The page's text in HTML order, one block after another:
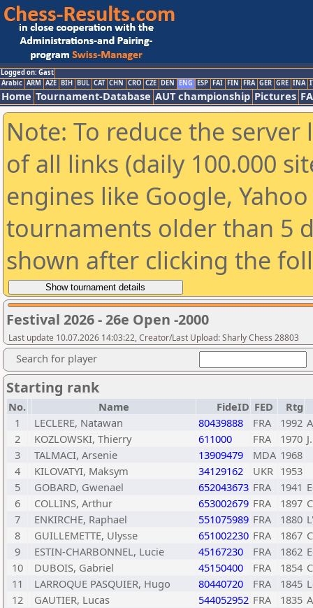
Logged on: Gast
Arabic ARM AZE BIH BUL CAT CHN CRO CZE DEN ENG ESP FAI FIN FRA GER GRE INA
Home Tournament-Database AUT championship Pictures
Note: To reduce the
of all links (daily 100.000
engines like Google,
tournaments older than 5
shown after clicking the
Festival 2026 - 26e Open -2000
Last update 10.07.2026 14:03:22, Creator/Last Upload: Sharly Chess 28803
Search for player
Starting rank
No. Name FideID FED
Rtg
1
LECLERE, Natawan 80439888 FRA 1992
2
KOZLOWSKI, Thierry 611000 FRA 1970
3
TALMACI, Arsenie 13909479 MDA 1968
4
KILOVATYI, Maksym 34129162 UKR 1953
5
GOBARD, Gwenael 652043673 FRA 1941
6
COLLINS, Arthur 653002679 FRA 1897
7
ENKIRCHE, Raphael 551075989 FRA 1880
8
GUILLEMETTE, Ulysse 651002230 FRA 1867
9
ESTIN-CHARBONNEL, Lucie 45167230 FRA 1862
10
DUBOIS, Gabriel 45150400 FRA 1854
11
LARROQUE PASQUIER, Hugo 80440720 FRA 1845
12
GAUTIER, Lucas 544052952 FRA 1835